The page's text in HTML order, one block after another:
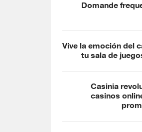
Domande
Vive la emoción del
tu sala de
Casinia
casinos